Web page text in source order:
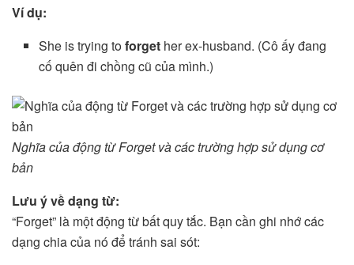
Ví dụ:
She is trying toforget her ex-husband. (Cô ấy đang
cố quên đi chồng cũ của mình.)
Nghĩa của động từ Forget và các trường hợp sử dụng cơ
bản
Lưu ý về dạng từ:
“Forget” là một động từ bất quy tắc. Bạn cần ghi nhớ các
dạng chia của nó để tránh sai sót: